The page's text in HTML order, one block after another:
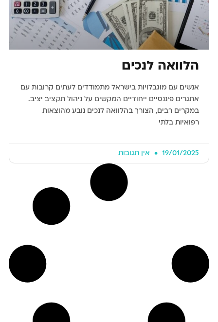
הלוואה לנכים
אנשים עם מוגבלויות בישראל מתמודדים לעתים קרובות עם
אתגרים פיננסיים ייחודיים המקשים על ניהול תקציב יציב.
במקרים רבים, הצורך בהלוואה לנכים נובע מהוצאות
רפואיות בלתי
19/01/2025 אין תגובות